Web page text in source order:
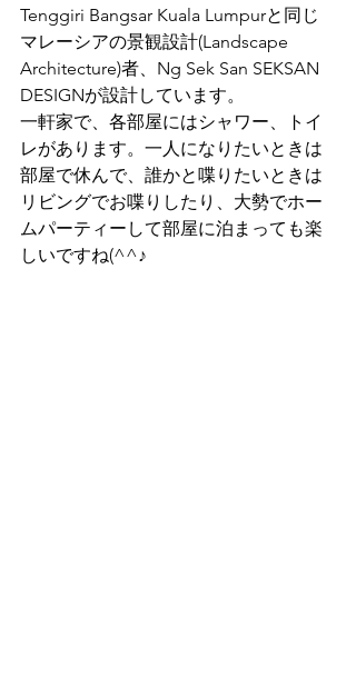
Tenggiri Bangsar Kuala Lumpurと同じ
マレーシアの景観設計(Landscape
Architecture)者、Ng Sek San SEKSAN
DESIGNが設計しています。
一軒家で、各部屋にはシャワー、トイ
レがあります。一人になりたいときは
部屋で休んで、誰かと喋りたいときは
リビングでお喋りしたり、大勢でホー
ムパーティーして部屋に泊まっても楽
しいですね(^^♪